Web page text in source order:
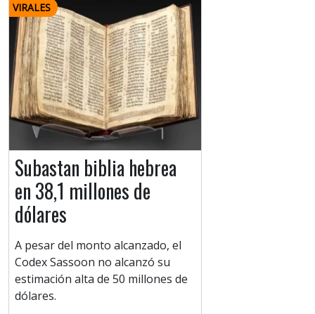
VIRALES
Subastan biblia hebrea
en 38,1 millones de
dólares
A pesar del monto alcanzado, el
Codex Sassoon no alcanzó su
estimación alta de 50 millones de
dólares.